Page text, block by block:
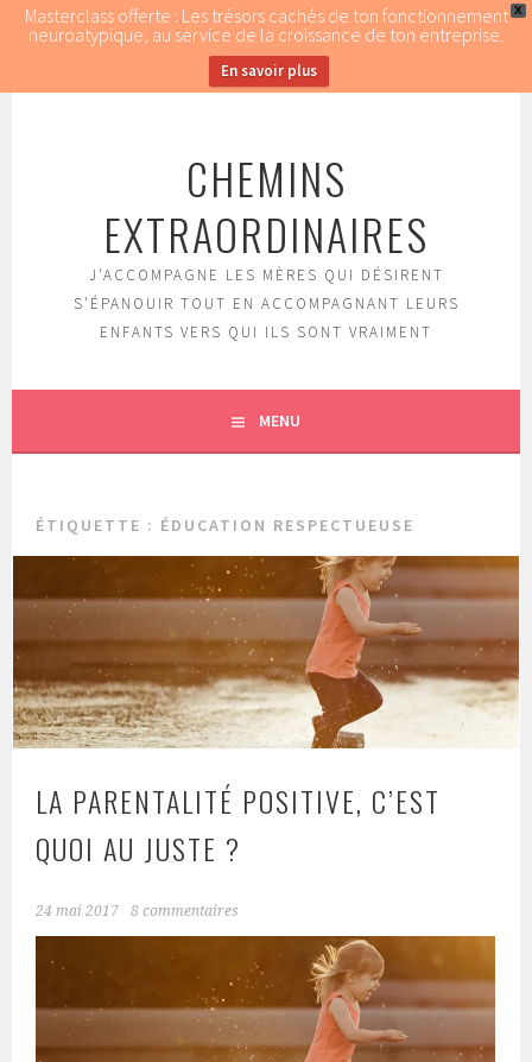
X
Masterclass offerte : Les trésors cachés de ton fonctionnement
neuroatypique, au service de la croissance de ton entreprise.
En savoir plus
CHEMINS
EXTRAORDINAIRES
J'ACCOMPAGNE LES MÈRES QUI DÉSIRENT
S'ÉPANOUIR TOUT EN ACCOMPAGNANT LEURS
ENFANTS VERS QUI ILS SONT VRAIMENT
MENU
ÉTIQUETTE : ÉDUCATION RESPECTUEUSE
LA PARENTALITÉ POSITIVE, C’EST
QUOI AU JUSTE ?
24 mai 2017 8 commentaires